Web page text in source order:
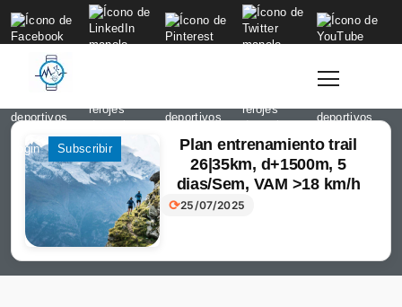
to
content
Login Subscribir
Plan entrenamiento trail
26|35km, d+1500m, 5
dias/Sem, VAM >18 km/h
⟳25/07/2025